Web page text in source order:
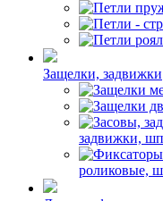
Защелки, задвижки
задвижки,
роликовые,